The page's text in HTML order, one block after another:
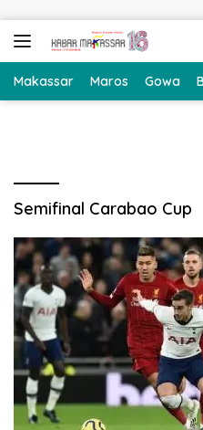
Makassar Maros Gowa
Semifinal Carabao Cup